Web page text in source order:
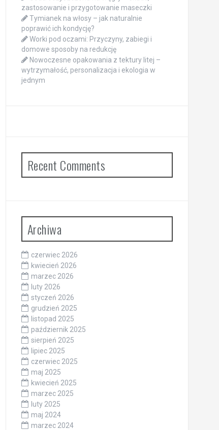
zastosowanie i przygotowanie maseczki
Tymianek na włosy – jak naturalnie
poprawić ich kondycję?
Worki pod oczami: Przyczyny, zabiegi i
domowe sposoby na redukcję
Nowoczesne opakowania z tektury litej –
wytrzymałość, personalizacja i ekologia w
jednym
Recent Comments
Archiwa
czerwiec 2026
kwiecień 2026
marzec 2026
luty 2026
styczeń 2026
grudzień 2025
listopad 2025
październik 2025
sierpień 2025
lipiec 2025
czerwiec 2025
maj 2025
kwiecień 2025
marzec 2025
luty 2025
maj 2024
marzec 2024